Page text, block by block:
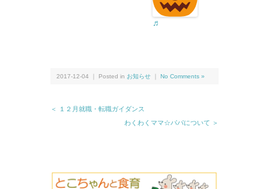
♬
2017-12-04 ｜ Posted in お知らせ No Comments »
＜ １２月就職・転職ガイダンス
わくわくママ☆パパについて ＞